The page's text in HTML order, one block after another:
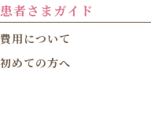
患者さまガイド
費用について
初めての方へ